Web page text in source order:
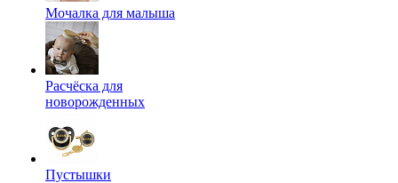
Мочалка для малыша
Расчёска для
новорожденных
Пустышки